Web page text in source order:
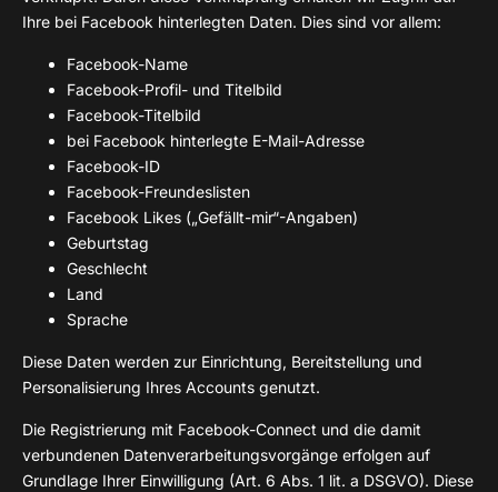
Ihre bei Facebook hinterlegten Daten. Dies sind vor allem:
Facebook-Name
Facebook-Profil- und Titelbild
Facebook-Titelbild
bei Facebook hinterlegte E-Mail-Adresse
Facebook-ID
Facebook-Freundeslisten
Facebook Likes („Gefällt-mir“-Angaben)
Geburtstag
Geschlecht
Land
Sprache
Diese Daten werden zur Einrichtung, Bereitstellung und
Personalisierung Ihres Accounts genutzt.
Die Registrierung mit Facebook-Connect und die damit
verbundenen Datenverarbeitungsvorgänge erfolgen auf
Grundlage Ihrer Einwilligung (Art. 6 Abs. 1 lit. a DSGVO). Diese